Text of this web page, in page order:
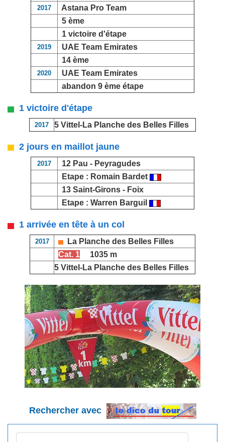
2017
Astana Pro Team
5 ème
1 victoire d'étape
2019
UAE Team Emirates
14 ème
2020
UAE Team Emirates
abandon 9 ème étape
1 victoire d'étape
2017 5 Vittel-La Planche des Belles Filles
2 jours en maillot jaune
2017 12 Pau - Peyragudes
Etape : Romain Bardet
13 Saint-Girons - Foix
Etape : Warren Barguil
1 arrivée en tête à un col
2017
La Planche des Belles Filles
Cat. 1 1035 m
5 Vittel-La Planche des Belles Filles
Rechercher avec